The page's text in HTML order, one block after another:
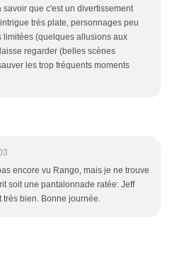
savoir que c'est un divertissement
très plate, personnages peu
limitées (quelques allusions aux
regarder (belles scènes
les trop fréquents moments
encore vu Rango, mais je ne trouve
soit une pantalonnade ratée: Jeff
très bien. Bonne journée.